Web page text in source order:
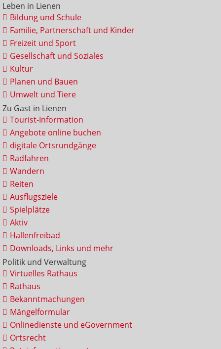
Leben in Lienen
Bildung und Schule
Familie, Partnerschaft und Kinder
Freizeit und Sport
Gesellschaft und Soziales
Kultur
Planen und Bauen
Umwelt und Tiere
Zu Gast in Lienen
Tourist-Information
Angebote online buchen
digitale Ortsrundgänge
Radfahren
Wandern
Reiten
Ausflugsziele
Spielplätze
Aktiv
Hallenfreibad
Downloads, Links und mehr
Politik und Verwaltung
Virtuelles Rathaus
Rathaus
Bekanntmachungen
Mängelformular
Onlinedienste und eGovernment
Ortsrecht